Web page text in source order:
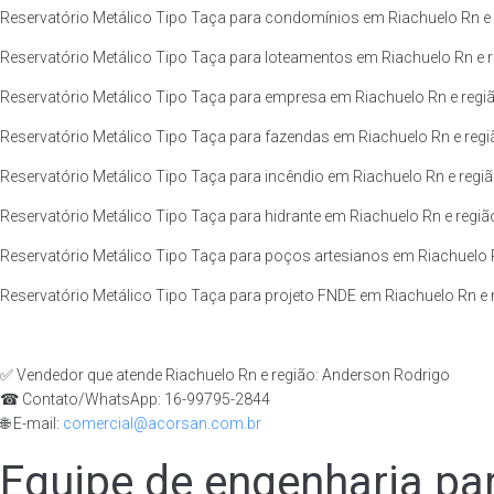
Reservatório Metálico Tipo Taça para condomínios em Riachuelo Rn e
Reservatório Metálico Tipo Taça para loteamentos em Riachuelo Rn e
Reservatório Metálico Tipo Taça para empresa em Riachuelo Rn e
Reservatório Metálico Tipo Taça para fazendas em Riachuelo Rn e
Reservatório Metálico Tipo Taça para incêndio em Riachuelo Rn e
Reservatório Metálico Tipo Taça para hidrante em Riachuelo Rn e
Reservatório Metálico Tipo Taça para poços artesianos em Riachuelo
Reservatório Metálico Tipo Taça para projeto FNDE em Riachuelo Rn e
✅ Vendedor que atende Riachuelo Rn e região: Anderson Rodrigo
☎ Contato/WhatsApp: 16-99795-2844
🌐 E-mail: comercial@acorsan.com.br
Equipe de engenharia